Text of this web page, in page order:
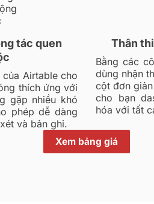
tác quen
Airtable cho
thích ứng với
gặp nhiều khó
phép dễ dàng
và bản ghi.
Thân
Bằng các
dùng nhận
cột đơn
cho bạn
hóa với tất
Xem bảng giá